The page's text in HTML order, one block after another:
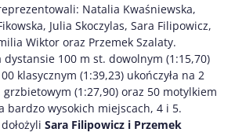
Natalia Kwaśniewska,
Julia Skoczylas, Sara Filipowicz,
Wiktor oraz Przemek Szalaty.
dystansie 100 m st. dowolnym (1:15,70)
klasycznym (1:39,23) ukończyła na 2
(1:27,90) oraz 50 motylkiem
bardzo wysokich miejscach, 4 i 5.
Sara Filipowicz i Przemek